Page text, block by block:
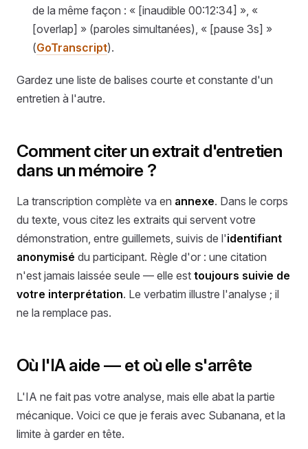
de la même façon : « [inaudible 00:12:34] », «
[overlap] » (paroles simultanées), « [pause 3s] »
(GoTranscript).
Gardez une liste de balises courte et constante d'un
entretien à l'autre.
Comment citer un extrait d'entretien
dans un mémoire ?
La transcription complète va en annexe. Dans le corps
du texte, vous citez les extraits qui servent votre
démonstration, entre guillemets, suivis de l'identifiant
anonymisé du participant. Règle d'or : une citation
n'est jamais laissée seule — elle est toujours suivie de
votre interprétation. Le verbatim illustre l'analyse ; il
ne la remplace pas.
Où l'IA aide — et où elle s'arrête
L'IA ne fait pas votre analyse, mais elle abat la partie
mécanique. Voici ce que je ferais avec Subanana, et la
limite à garder en tête.